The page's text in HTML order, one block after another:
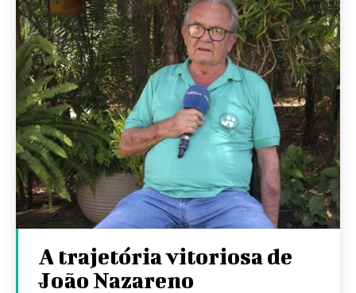
A trajetória vitoriosa de
João Nazareno